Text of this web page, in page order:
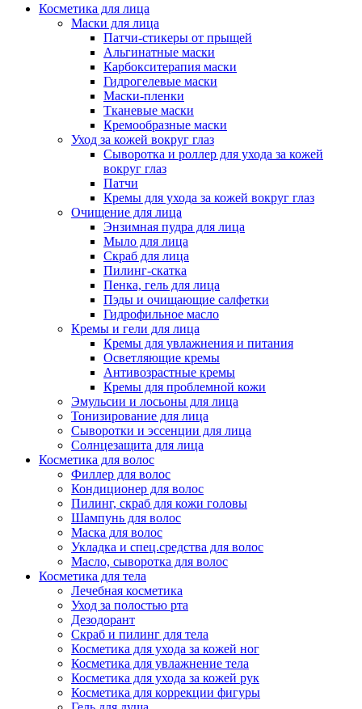
Косметика для лица
Маски для лица
Патчи-стикеры от прыщей
Альгинатные маски
Карбокситерапия маски
Гидрогелевые маски
Маски-пленки
Тканевые маски
Кремообразные маски
Уход за кожей вокруг глаз
Сыворотка и роллер для ухода за кожей
вокруг глаз
Патчи
Кремы для ухода за кожей вокруг глаз
Очищение для лица
Энзимная пудра для лица
Мыло для лица
Скраб для лица
Пилинг-скатка
Пенка, гель для лица
Пэды и очищающие салфетки
Гидрофильное масло
Кремы и гели для лица
Кремы для увлажнения и питания
Осветляющие кремы
Антивозрастные кремы
Кремы для проблемной кожи
Эмульсии и лосьоны для лица
Тонизирование для лица
Сыворотки и эссенции для лица
Солнцезащита для лица
Косметика для волос
Филлер для волос
Кондиционер для волос
Пилинг, скраб для кожи головы
Шампунь для волос
Маска для волос
Укладка и спец.средства для волос
Масло, сыворотка для волос
Косметика для тела
Лечебная косметика
Уход за полостью рта
Дезодорант
Скраб и пилинг для тела
Косметика для ухода за кожей ног
Косметика для увлажнение тела
Косметика для ухода за кожей рук
Косметика для коррекции фигуры